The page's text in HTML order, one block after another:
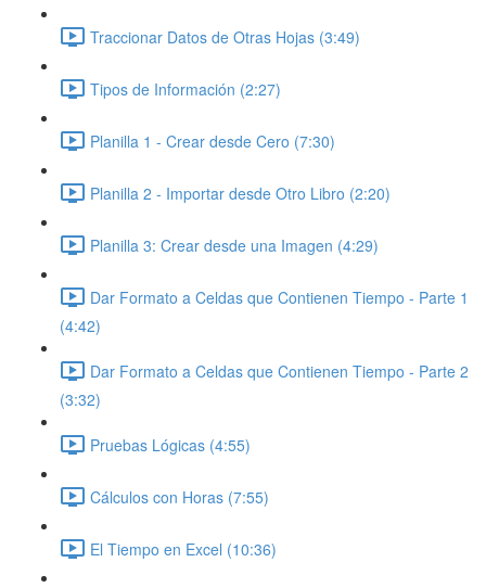
Traccionar Datos de Otras Hojas (3:49)
Tipos de Información (2:27)
Planilla 1 - Crear desde Cero (7:30)
Planilla 2 - Importar desde Otro Libro (2:20)
Planilla 3: Crear desde una Imagen (4:29)
Dar Formato a Celdas que Contienen Tiempo - Parte 1
(4:42)
Dar Formato a Celdas que Contienen Tiempo - Parte 2
(3:32)
Pruebas Lógicas (4:55)
Cálculos con Horas (7:55)
El Tiempo en Excel (10:36)